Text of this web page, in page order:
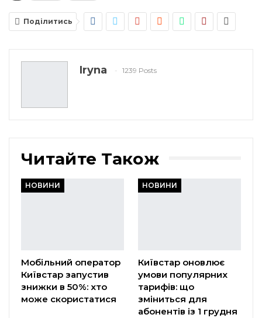
Поділитись
Iryna 1239 Posts
Читайте Також
НОВИНИ
Мобільний оператор
Київстар запустив
знижки в 50%: хто
може скористатися
НОВИНИ
Київстар оновлює
умови популярних
тарифів: що
зміниться для
абонентів із 1 грудня